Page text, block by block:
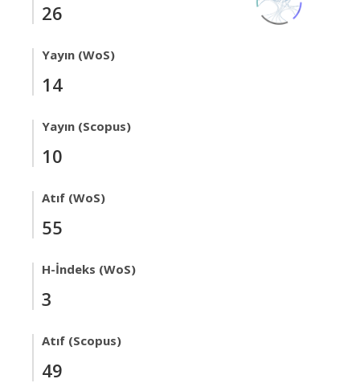
26
Yayın (WoS)
14
Yayın (Scopus)
10
Atıf (WoS)
55
H-İndeks (WoS)
3
Atıf (Scopus)
49